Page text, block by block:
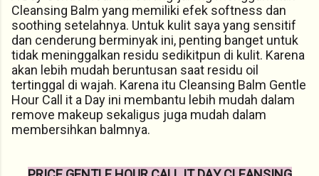
Cleansing Balm yang memiliki efek softness dan
soothing setelahnya. Untuk kulit saya yang sensitif
dan cenderung berminyak ini, penting banget untuk
tidak meninggalkan residu sedikitpun di kulit. Karena
akan lebih mudah beruntusan saat residu oil
tertinggal di wajah. Karena itu Cleansing Balm Gentle
Hour Call it a Day ini membantu lebih mudah dalam
remove makeup sekaligus juga mudah dalam
membersihkan balmnya.